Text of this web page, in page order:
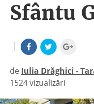
Sfântu
|
de Iulia Drăghici -
|
1524 vizualizări